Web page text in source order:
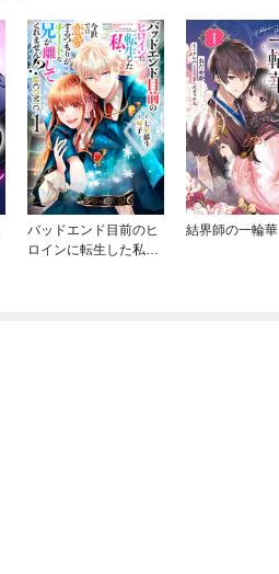
バッドエンド目前のヒ
ロインに転生した私、
結界師の一輪華